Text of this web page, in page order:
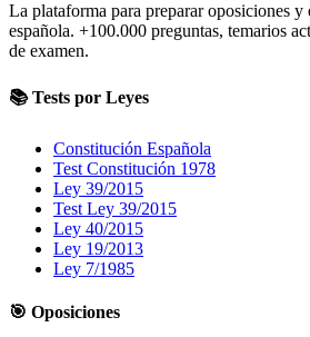
La plataforma para preparar oposiciones y
española. +100.000 preguntas, temarios
de examen.
📚 Tests por Leyes
Constitución Española
Test Constitución 1978
Ley 39/2015
Test Ley 39/2015
Ley 40/2015
Ley 19/2013
Ley 7/1985
🎯 Oposiciones